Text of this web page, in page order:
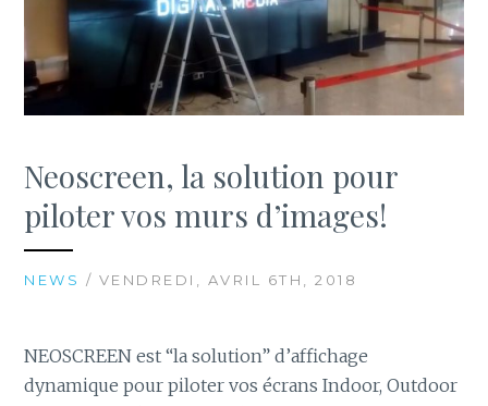
Neoscreen, la solution pour
piloter vos murs d’images!
NEWS / VENDREDI, AVRIL 6TH, 2018
NEOSCREEN est “la solution” d’affichage
dynamique pour piloter vos écrans Indoor, Outdoor